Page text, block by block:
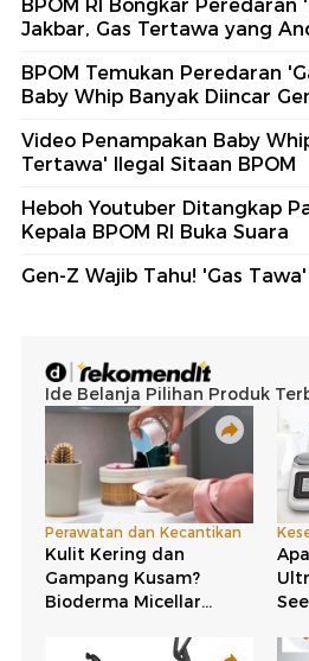
BPOM RI Bongkar Peredaran
Jakbar, Gas Tertawa yang
BPOM Temukan Peredaran
Baby Whip Banyak Diincar
Video Penampakan Baby
Tertawa' Ilegal Sitaan BPOM
Heboh Youtuber Ditangkap
Kepala BPOM RI Buka Suara
Gen-Z Wajib Tahu! 'Gas